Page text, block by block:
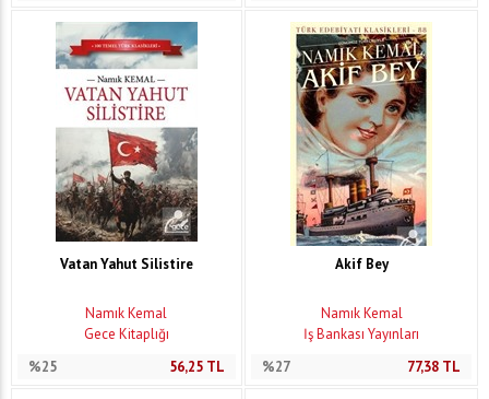
Vatan Yahut Silistire
Namık Kemal
Gece Kitaplığı
%25
56,25TL
Akif Bey
Namık Kemal
İş Bankası Yayınları
%27
77,38 TL